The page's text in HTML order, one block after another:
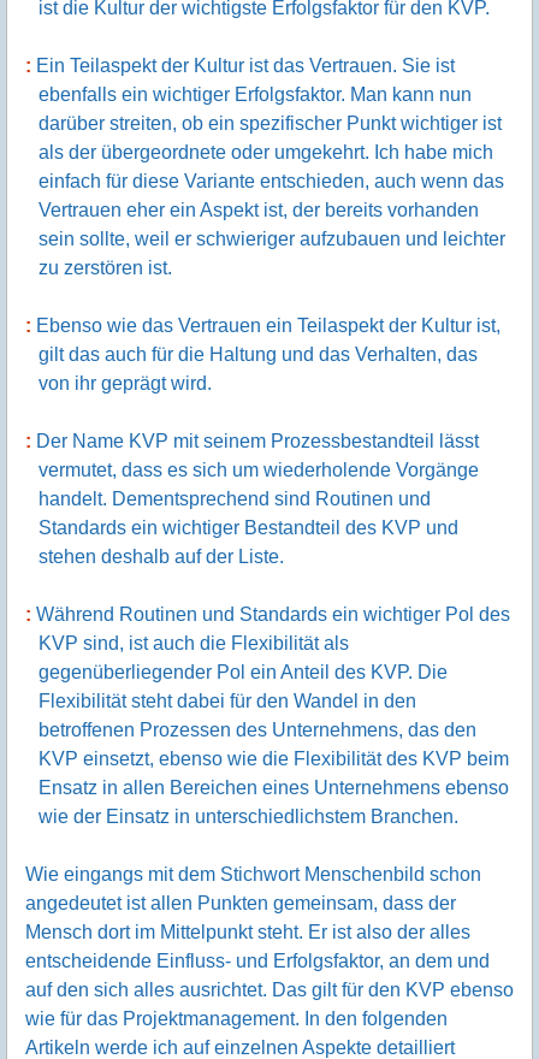
ist die Kultur der wichtigste Erfolgsfaktor für den KVP.
Ein Teilaspekt der Kultur ist das Vertrauen. Sie ist
ebenfalls ein wichtiger Erfolgs­faktor. Man kann nun
darüber streiten, ob ein spezifischer Punkt wichtiger ist
als der übergeordnete oder umgekehrt. Ich habe mich
einfach für diese Variante entschieden, auch wenn das
Vertrauen eher ein Aspekt ist, der bereits vorhanden
sein sollte, weil er schwieriger aufzubauen und leichter
zu zerstören ist.
Ebenso wie das Vertrauen ein Teilaspekt der Kultur ist,
gilt das auch für die Haltung und das Verhalten, das
von ihr geprägt wird.
Der Name KVP mit seinem Prozessbestandteil lässt
vermutet, dass es sich um wiederholende Vorgänge
handelt. Dementsprechend sind Routinen und
Standards ein wichtiger Bestandteil des KVP und
stehen deshalb auf der Liste.
Während Routinen und Standards ein wichtiger Pol des
KVP sind, ist auch die Flexibilität als
gegenüberliegender Pol ein Anteil des KVP. Die
Flexibilität steht dabei für den Wandel in den
betroffenen Prozessen des Unternehmens, das den
KVP einsetzt, ebenso wie die Flexibilität des KVP beim
Ensatz in allen Bereichen eines Unternehmens ebenso
wie der Einsatz in unterschiedlichstem Branchen.
Wie eingangs mit dem Stichwort Menschenbild schon
angedeutet ist allen Punkten gemeinsam, dass der
Mensch dort im Mittelpunkt steht. Er ist also der alles
entscheidende Einfluss- und Erfolgsfaktor, an dem und
auf den sich alles ausrichtet. Das gilt für den KVP ebenso
wie für das Projektmanagement. In den folgenden
Artikeln werde ich auf einzelnen Aspekte detailliert